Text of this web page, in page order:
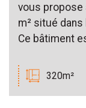
vous propose
m² situé
Ce bâtiment
320m²